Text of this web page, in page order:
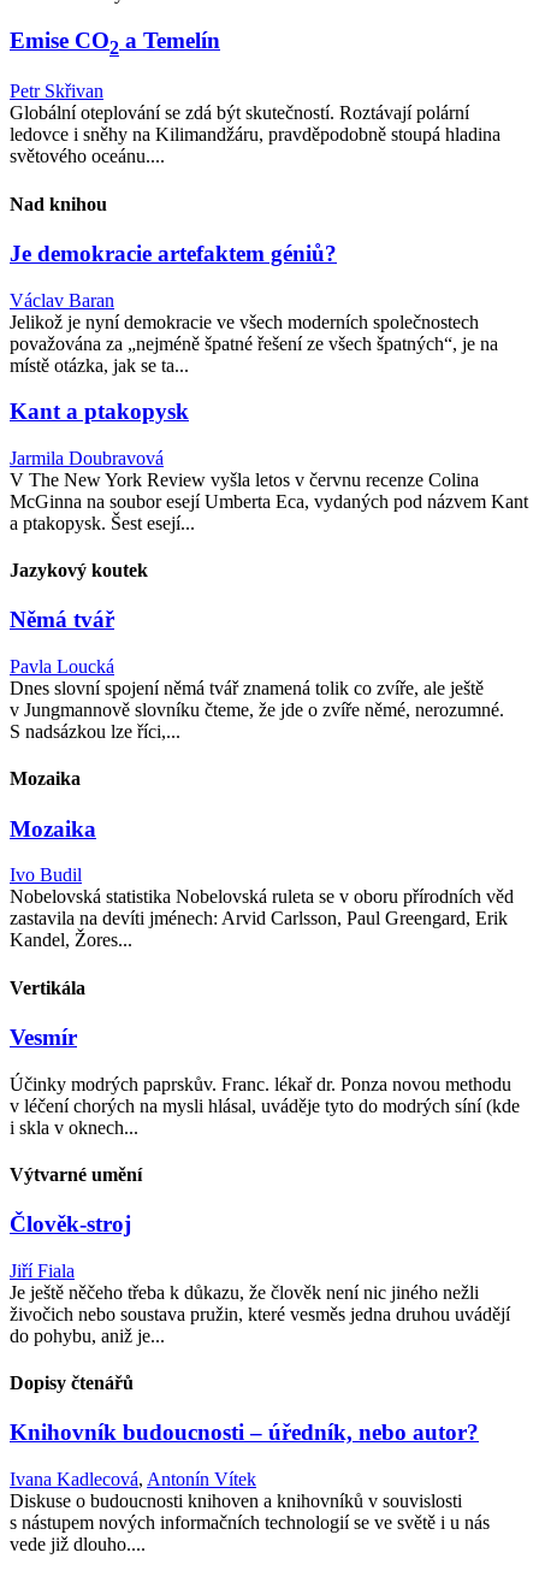
Emise CO2 a Temelín
Petr Skřivan
Globální oteplování se zdá být skutečností. Roztávají polární
ledovce i sněhy na Kilimandžáru, pravděpodobně stoupá hladina
světového oceánu....
Nad knihou
Je demokracie artefaktem géniů?
Václav Baran
Jelikož je nyní demokracie ve všech moderních společnostech
považována za „nejméně špatné řešení ze všech špatných“, je na
místě otázka, jak se ta...
Kant a ptakopysk
Jarmila Doubravová
V The New York Review vyšla letos v červnu recenze Colina
McGinna na soubor esejí Umberta Eca, vydaných pod názvem Kant
a ptakopysk. Šest esejí...
Jazykový koutek
Němá tvář
Pavla Loucká
Dnes slovní spojení němá tvář znamená tolik co zvíře, ale ještě
v Jungmannově slovníku čteme, že jde o zvíře němé, nerozumné.
S nadsázkou lze říci,...
Mozaika
Mozaika
Ivo Budil
Nobelovská statistika Nobelovská ruleta se v oboru přírodních věd
zastavila na devíti jménech: Arvid Carlsson, Paul Greengard, Erik
Kandel, Žores...
Vertikála
Vesmír
Účinky modrých paprskův. Franc. lékař dr. Ponza novou methodu
v léčení chorých na mysli hlásal, uváděje tyto do modrých síní (kde
i skla v oknech...
Výtvarné umění
Člověk-stroj
Jiří Fiala
Je ještě něčeho třeba k důkazu, že člověk není nic jiného nežli
živočich nebo soustava pružin, které vesměs jedna druhou uvádějí
do pohybu, aniž je...
Dopisy čtenářů
Knihovník budoucnosti – úředník, nebo autor?
Ivana Kadlecová, Antonín Vítek
Diskuse o budoucnosti knihoven a knihovníků v souvislosti
s nástupem nových informačních technologií se ve světě i u nás
vede již dlouho....